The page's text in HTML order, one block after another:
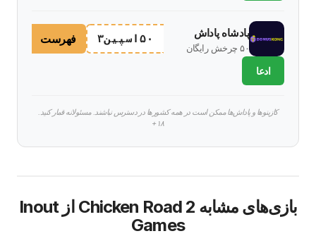
پادشاه پاداش
۵۰ چرخش رایگان
۵۰اسپین۳ فهرست
ادعا
کازینوها و پاداش‌ها ممکن است در همه کشورها در دسترس نباشند. مسئولانه قمار کنید.
۱۸+
بازی‌های مشابه Chicken Road 2 از Inout
Games